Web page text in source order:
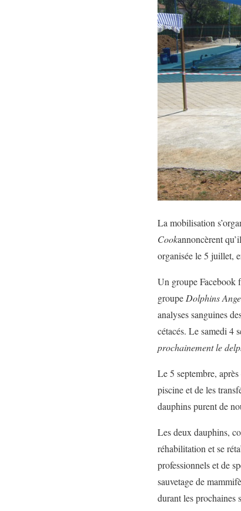
La mobilisation
Cookannoncèrent
organisée le 5 juillet,
Un groupe Facebook
groupe Dolphins
analyses sanguines
cétacés. Le samedi 4
prochainement le
Le 5 septembre,
piscine et de les
dauphins purent de
Les deux dauphins,
réhabilitation et se
professionnels et de
sauvetage de
durant les prochaines